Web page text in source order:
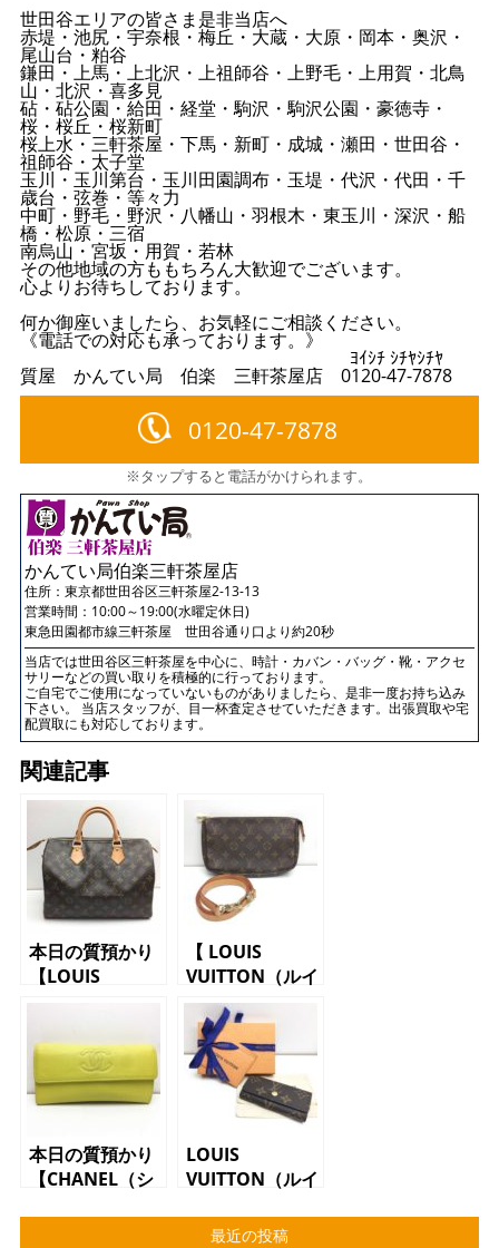
世田谷エリアの皆さま是非当店へ
赤堤・池尻・宇奈根・梅丘・大蔵・大原・岡本・奥沢・
尾山台・粕谷
鎌田・上馬・上北沢・上祖師谷・上野毛・上用賀・北鳥
山・北沢・喜多見
砧・砧公園・給田・経堂・駒沢・駒沢公園・豪徳寺・
桜・桜丘・桜新町
桜上水・三軒茶屋・下馬・新町・成城・瀬田・世田谷・
祖師谷・太子堂
玉川・玉川第台・玉川田園調布・玉堤・代沢・代田・千
歳台・弦巻・等々力
中町・野毛・野沢・八幡山・羽根木・東玉川・深沢・船
橋・松原・三宿
南烏山・宮坂・用賀・若林
その他地域の方ももちろん大歓迎でございます。
心よりお待ちしております。
何か御座いましたら、お気軽にご相談ください。
《電話での対応も承っております。》
ﾖｲｼﾁ ｼﾁﾔｼﾁﾔ
質屋 かんてい局 伯楽 三軒茶屋店 0120-47-7878
0120-47-7878
※タップすると電話がかけられます。
かんてい局伯楽三軒茶屋店
住所： 東京都世田谷区三軒茶屋2-13-13
営業時間：10:00～19:00(水曜定休日)
東急田園都市線三軒茶屋 世田谷通り口より約20秒
当店では世田谷区三軒茶屋を中心に、時計・カバン・バッグ・靴・アクセ
サリーなどの買い取りを積極的に行っております。
ご自宅でご使用になっていないものがありましたら、是非一度お持ち込み
下さい。 当店スタッフが、目一杯査定させていただきます。出張買取や宅
配買取にも対応しております。
関連記事
本日の質預かり
【LOUIS
トンバッグ
M41526 スピ
ーディ30 ハン
グラム】
【 LOUIS
VUITTON（ルイ
ヴィトン）アク
セサリーポー
チ M51980
ポシェット ア
クセソワ―ル
モノグラム】
本日の質預かり
【CHANEL（シ
LOUIS
VUITTON（ルイ
ケース
最近の投稿